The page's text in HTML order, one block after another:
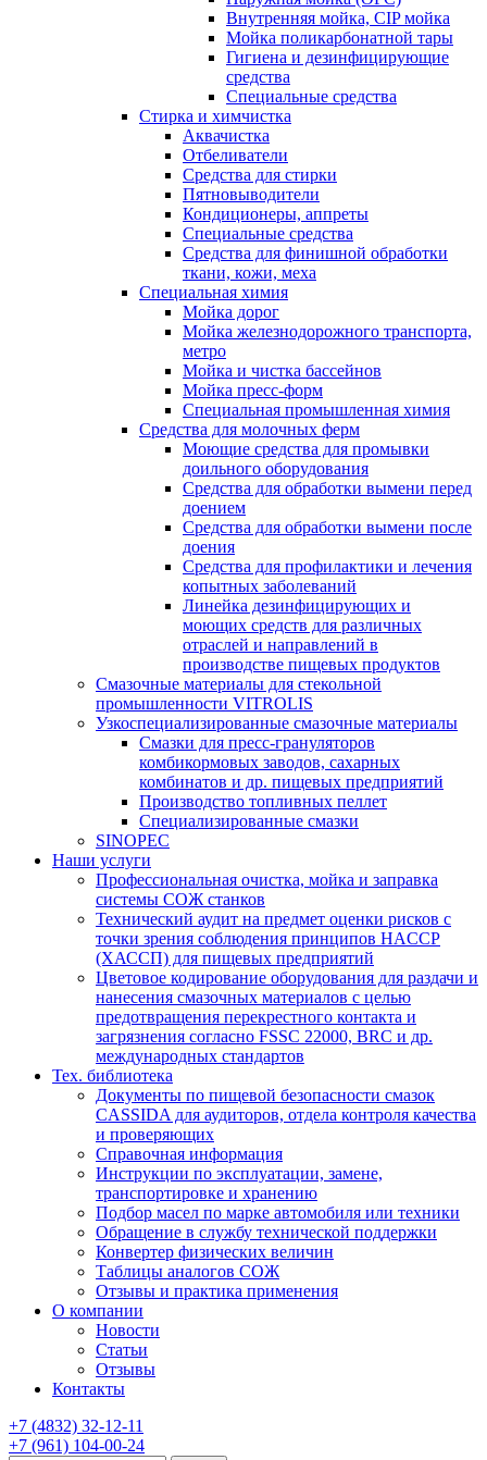
Внутренняя мойка, CIP мойка
Мойка поликарбонатной тары
Гигиена и дезинфицирующие
средства
Специальные средства
Стирка и химчистка
Аквачистка
Отбеливатели
Средства для стирки
Пятновыводители
Кондиционеры, аппреты
Специальные средства
Средства для финишной обработки
ткани, кожи, меха
Специальная химия
Мойка дорог
Мойка железнодорожного транспорта,
метро
Мойка и чистка бассейнов
Мойка пресс-форм
Специальная промышленная химия
Средства для молочных ферм
Моющие средства для промывки
доильного оборудования
Средства для обработки вымени перед
доением
Средства для обработки вымени после
доения
Средства для профилактики и лечения
копытных заболеваний
Линейка дезинфицирующих и
моющих средств для различных
отраслей и направлений в
производстве пищевых продуктов
Смазочные материалы для стекольной
промышленности VITROLIS
Узкоспециализированные смазочные материалы
Смазки для пресс-грануляторов
комбикормовых заводов, сахарных
комбинатов и др. пищевых предприятий
Производство топливных пеллет
Специализированные смазки
SINOPEC
Наши услуги
Профессиональная очистка, мойка и заправка
системы СОЖ станков
Технический аудит на предмет оценки рисков с
точки зрения соблюдения принципов HACCP
(ХАССП) для пищевых предприятий
Цветовое кодирование оборудования для раздачи и
нанесения смазочных материалов с целью
предотвращения перекрестного контакта и
загрязнения согласно FSSC 22000, BRC и др.
международных стандартов
Тех. библиотека
Документы по пищевой безопасности смазок
CASSIDA для аудиторов, отдела контроля качества
и проверяющих
Справочная информация
Инструкции по эксплуатации, замене,
транспортировке и хранению
Подбор масел по марке автомобиля или техники
Обращение в службу технической поддержки
Конвертер физических величин
Таблицы аналогов СОЖ
Отзывы и практика применения
О компании
Новости
Статьи
Отзывы
Контакты
+7 (4832) 32-12-11
+7 (961) 104-00-24